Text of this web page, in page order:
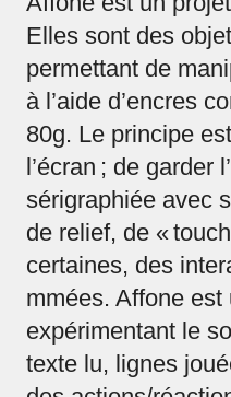
Elles sont des
permettant de
à l’aide d’encres
80g. Le principe
l’écran ; de garder
sérigraphiée avec
de relief, de «
certaines, des
mmées. Affone
expérimentant le
texte lu, lignes